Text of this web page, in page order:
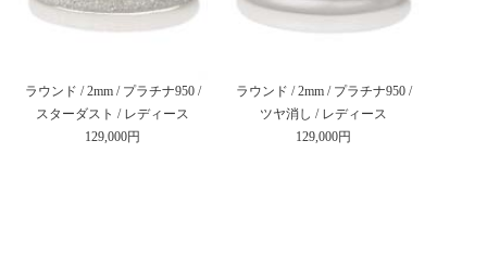
ラウンド / 2mm / プラチナ950 /
スターダスト / レディース
129,000円
ラウンド / 2mm / プラチナ950 /
ツヤ消し / レディース
129,000円